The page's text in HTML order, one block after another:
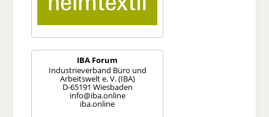
IBA Forum
Industrieverband Büro und
Arbeitswelt e. V. (IBA)
D-65191 Wiesbaden
info@iba.online
iba.online